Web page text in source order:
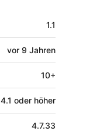
1.1
vor 9 Jahren
10+
4.1 oder höher
4.7.33